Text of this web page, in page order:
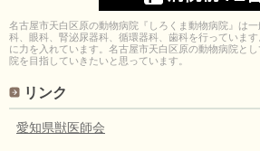
名古屋市天白区原の動物病院『しろくま動物病院』は
科、眼科、腎泌尿器科、循環器科、歯科を行っていま
に力を入れています。名古屋市天白区原の動物病院と
院を目指していきたいと思っています。
リンク
愛知県獣医師会